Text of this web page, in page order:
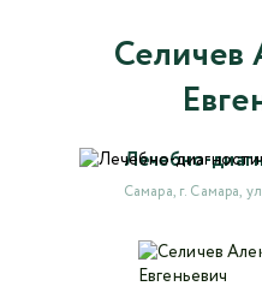
Селичев
Лечебно-
Самара, г. Самара,
Ваша